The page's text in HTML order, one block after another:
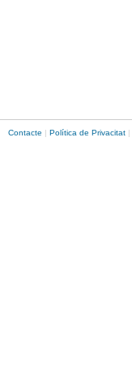
Contacte | Política de Privacitat |